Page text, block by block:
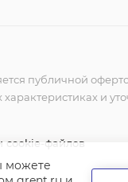
публичной
и
cookie-файлов
можете